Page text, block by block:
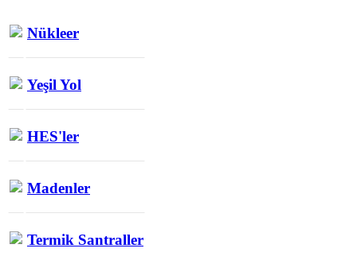
Nükleer
Yeşil Yol
HES'ler
Madenler
Termik Santraller